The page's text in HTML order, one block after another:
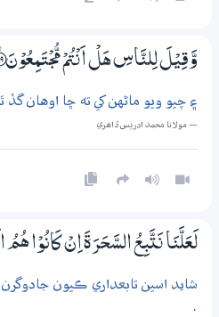
وَّقِيْلَ لِلنَّاسِ هَلْ اَنْتُمْ مُّجْتَمِعُوْنَ ؀ۙ39
۽ چيو ويو ماڻهن کي ته ڇا اوهان گڏ
— مولانا محمد ادريس ڏاھري
لَعَلَّنَا نَتَّبِعُ السَّحَرَةَ اِنْ كَانُوْا هُمُ
شايد اسين تابعداري ڪيون
.